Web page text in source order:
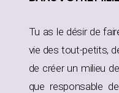
Tu as le désir de
vie des tout-petits,
de créer un milieu
que responsable